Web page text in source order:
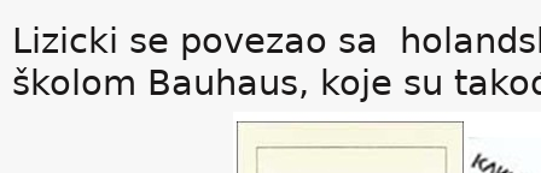
Lizicki se povezao sa
školom Bauhaus, koje su